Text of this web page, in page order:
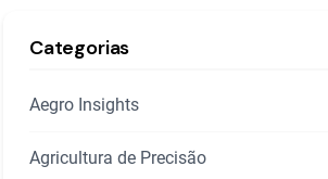
Categorias
Aegro Insights
Agricultura de Precisão